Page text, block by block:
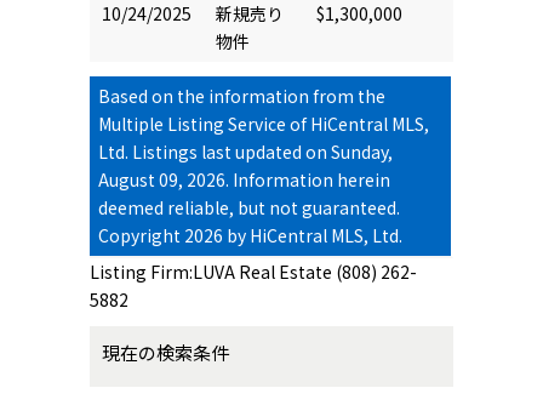
10/24/2025
新規売り
物件
$1,300,000
Based on the information from the
Multiple Listing Service of HiCentral MLS,
Ltd. Listings last updated on Sunday,
August 09, 2026. Information herein
deemed reliable, but not guaranteed.
Copyright 2026 by HiCentral MLS, Ltd.
Listing Firm:LUVA Real Estate (808) 262-
5882
現在の検索条件